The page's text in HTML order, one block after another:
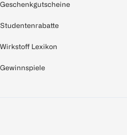
Geschenkgutscheine
Studentenrabatte
Wirkstoff Lexikon
Gewinnspiele